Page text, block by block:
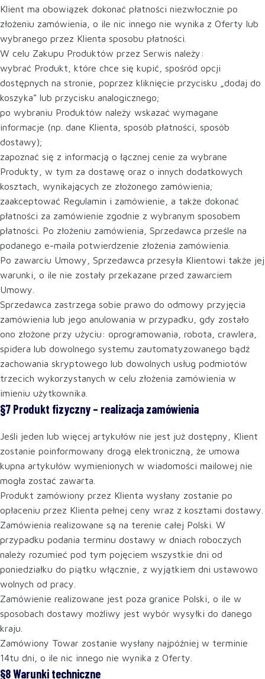
Klient ma obowiązek dokonać płatności niezwłocznie po
złożeniu zamówienia, o ile nic innego nie wynika z Oferty lub
wybranego przez Klienta sposobu płatności.
W celu Zakupu Produktów przez Serwis należy:
wybrać Produkt, które chce się kupić, spośród opcji
dostępnych na stronie, poprzez kliknięcie przycisku „dodaj do
koszyka” lub przycisku analogicznego;
po wybraniu Produktów należy wskazać wymagane
informacje (np. dane Klienta, sposób płatności, sposób
dostawy);
zapoznać się z informacją o łącznej cenie za wybrane
Produkty, w tym za dostawę oraz o innych dodatkowych
kosztach, wynikających ze złożonego zamówienia;
zaakceptować Regulamin i zamówienie, a także dokonać
płatności za zamówienie zgodnie z wybranym sposobem
płatności. Po złożeniu zamówienia, Sprzedawca prześle na
podanego e-maila potwierdzenie złożenia zamówienia.
Po zawarciu Umowy, Sprzedawca przesyła Klientowi także jej
warunki, o ile nie zostały przekazane przed zawarciem
Umowy.
Sprzedawca zastrzega sobie prawo do odmowy przyjęcia
zamówienia lub jego anulowania w przypadku, gdy zostało
ono złożone przy użyciu: oprogramowania, robota, crawlera,
spidera lub dowolnego systemu zautomatyzowanego bądź
zachowania skryptowego lub dowolnych usług podmiotów
trzecich wykorzystanych w celu złożenia zamówienia w
imieniu użytkownika.
§7 Produkt fizyczny – realizacja zamówienia
Jeśli jeden lub więcej artykułów nie jest już dostępny, Klient
zostanie poinformowany drogą elektroniczną, że umowa
kupna artykułów wymienionych w wiadomości mailowej nie
mogła zostać zawarta.
Produkt zamówiony przez Klienta wysłany zostanie po
opłaceniu przez Klienta pełnej ceny wraz z kosztami dostawy.
Zamówienia realizowane są na terenie całej Polski. W
przypadku podania terminu dostawy w dniach roboczych
należy rozumieć pod tym pojęciem wszystkie dni od
poniedziałku do piątku włącznie, z wyjątkiem dni ustawowo
wolnych od pracy.
Zamówienie realizowane jest poza granice Polski, o ile w
sposobach dostawy możliwy jest wybór wysyłki do danego
kraju.
Zamówiony Towar zostanie wysłany najpóźniej w terminie
14tu dni, o ile nic innego nie wynika z Oferty.
§8 Warunki techniczne